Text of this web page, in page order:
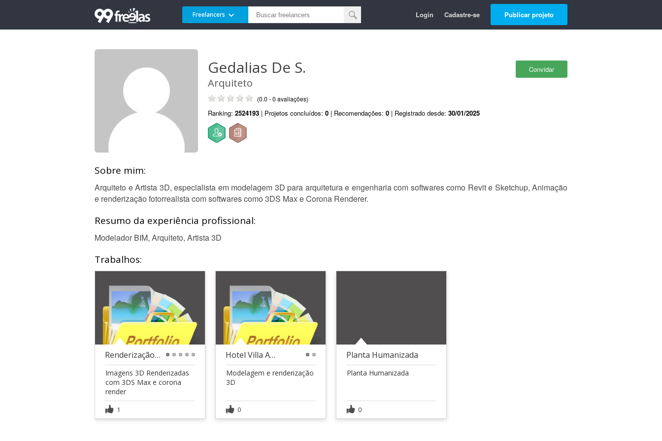
Freelancers Login Cadastre-se Publicar projeto
Convidar
Gedalias De S.
Arquiteto
(0.0 - 0 avaliações)
Ranking: 2524193 | Projetos concluídos: 0 | Recomendações: 0 | Registrado desde: 30/01/2025
Sobre mim:
Arquiteto e Artista 3D, especialista em modelagem 3D para arquitetura e engenharia com softwares como Revit e Sketchup, Animação
e renderização fotorrealista com softwares como 3DS Max e Corona Renderer.
Resumo da experiência profissional:
Modelador BIM, Arquiteto, Artista 3D
Trabalhos:
Renderização 3D
Imagens 3D Renderizadas
com 3DS Max e corona
render
1
Hotel Villa Amazônia 3D
Modelagem e renderização
3D
0
Planta Humanizada
Planta Humanizada
0